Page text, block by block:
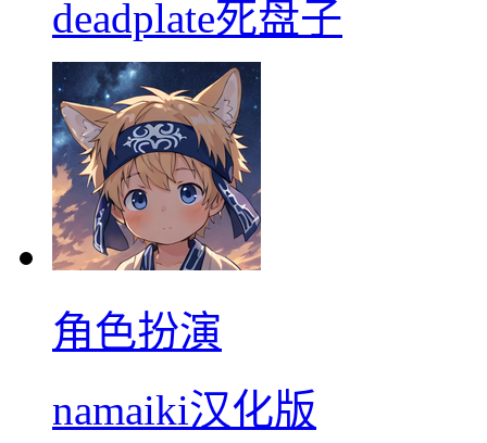
deadplate死盘子
角色扮演
namaiki汉化版